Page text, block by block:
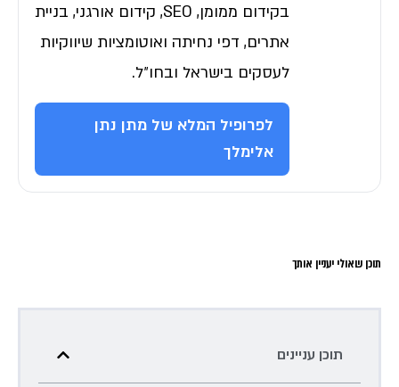
בקידום ממומן, SEO, קידום אורגני, בניית
אתרים, דפי נחיתה ואוטומציות שיווקיות
לעסקים בישראל ובחו״ל.
לפרופיל המלא של מתן נתן
אלימלך
תוכן שאולי יעניין אותך
תוכן עניינים